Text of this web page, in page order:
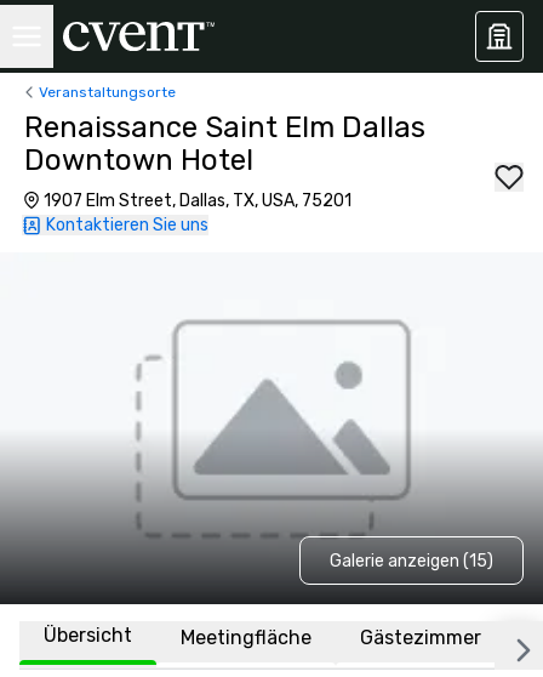
Veranstaltungsorte
Renaissance Saint Elm Dallas
Downtown Hotel
1907 Elm Street, Dallas, TX, USA, 75201
Kontaktieren Sie uns
Galerie anzeigen (15)
Übersicht Meetingfläche Gästezimmer